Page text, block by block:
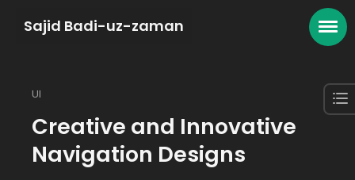
Sajid Badi-uz-zaman
UI
Creative and Innovative
Navigation Designs